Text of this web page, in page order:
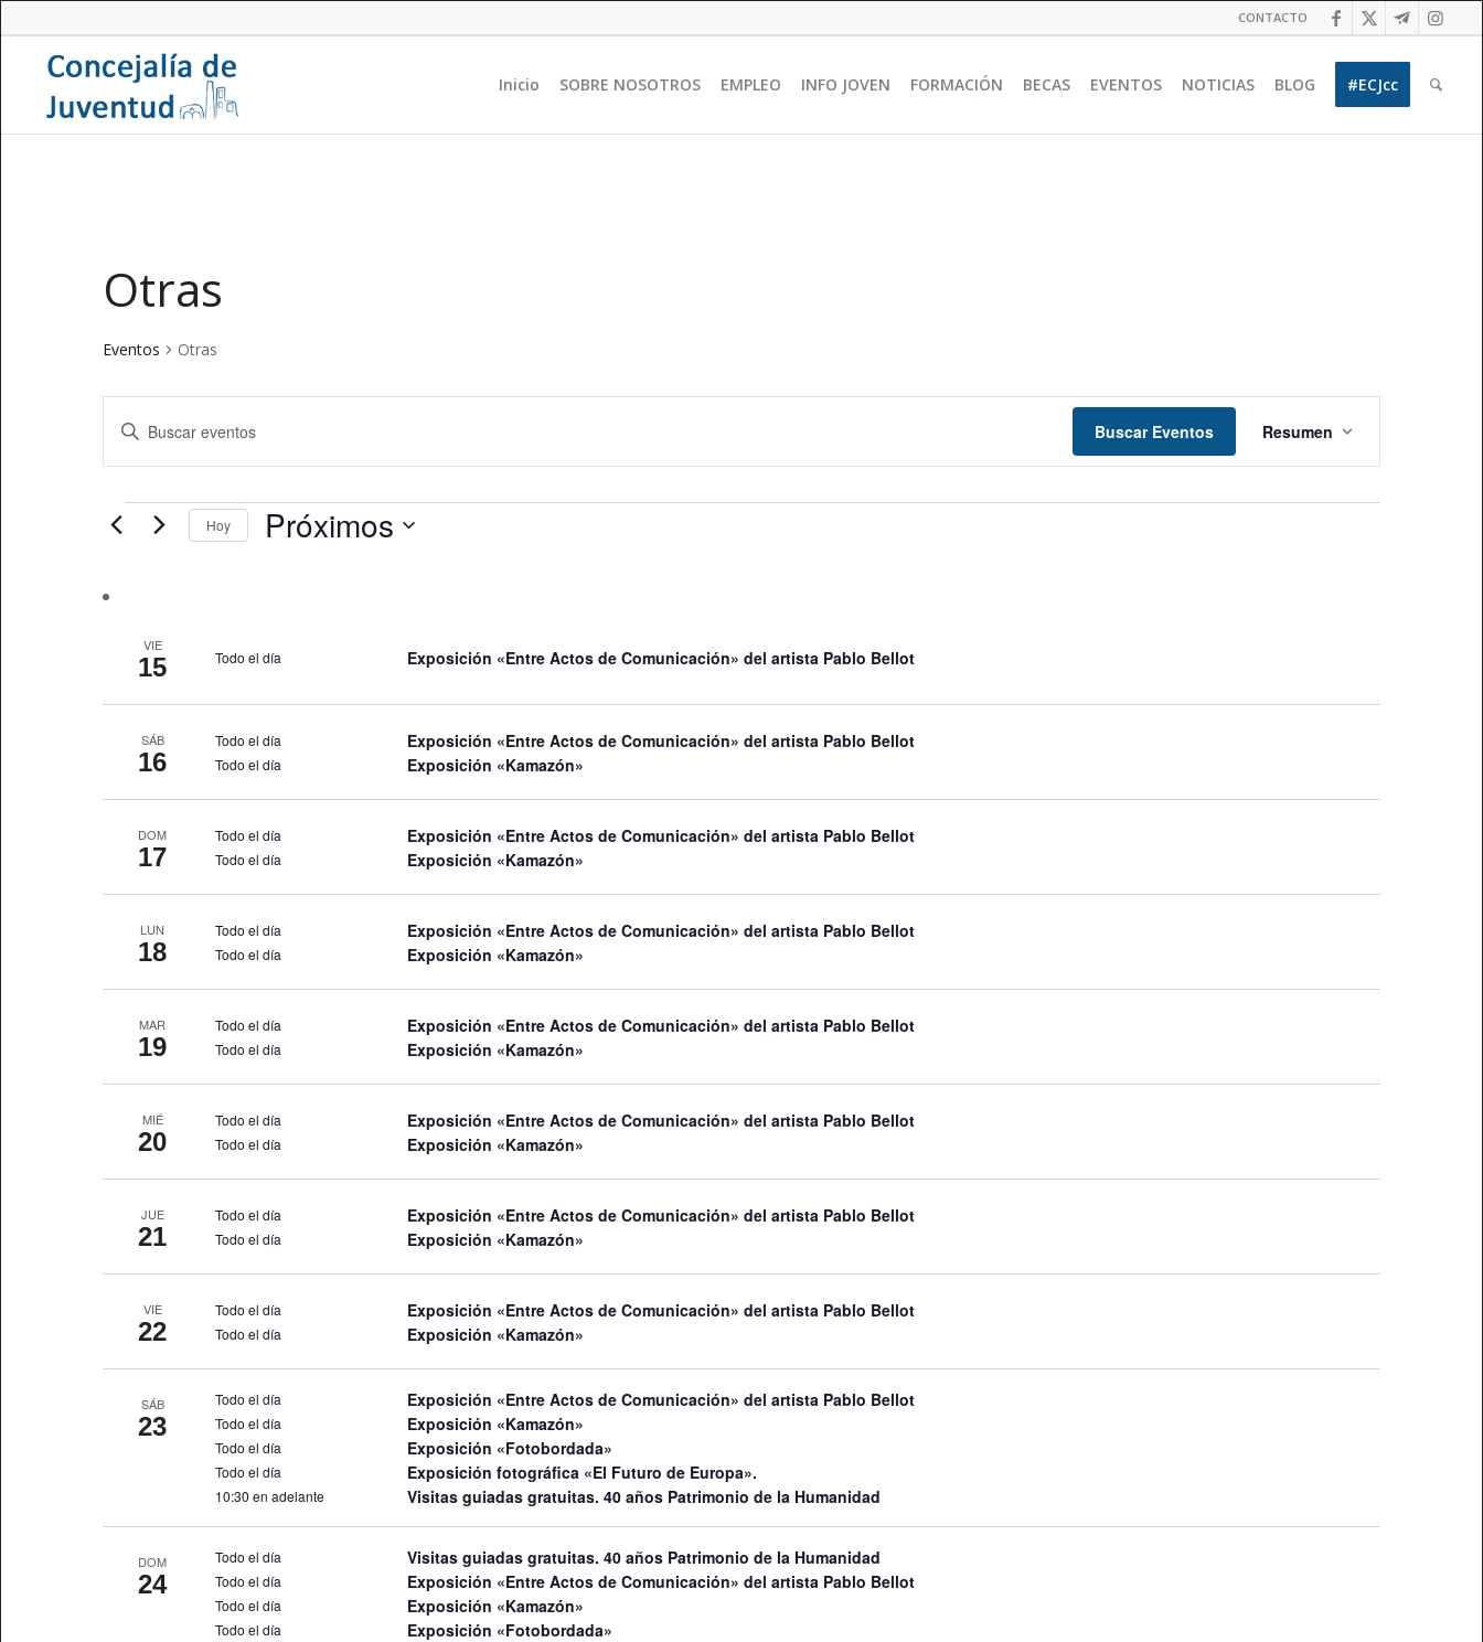
CONTACTO
Inicio SOBRE NOSOTROS EMPLEO INFO JOVEN FORMACIÓN BECAS EVENTOS NOTICIAS BLOG #ECJcc
Otras
Eventos Otras
Navegación
de
búsqueda
y
vistas
Eventos
Introduce
clave.
Busca
para
palabra
clave.
Buscar Eventos
de
Evento
Resumen
Eventos
Hoy Próximos
VIE
15 Todo el día Exposición «Entre Actos de Comunicación» del artista Pablo Bellot
SÁB
16
Todo el día Exposición «Entre Actos de Comunicación» del artista Pablo Bellot
Todo el día Exposición «Kamazón»
DOM
17
Todo el día Exposición «Entre Actos de Comunicación» del artista Pablo Bellot
Todo el día Exposición «Kamazón»
LUN
18
Todo el día Exposición «Entre Actos de Comunicación» del artista Pablo Bellot
Todo el día Exposición «Kamazón»
MAR
19
Todo el día Exposición «Entre Actos de Comunicación» del artista Pablo Bellot
Todo el día Exposición «Kamazón»
MIÉ
20
Todo el día Exposición «Entre Actos de Comunicación» del artista Pablo Bellot
Todo el día Exposición «Kamazón»
JUE
21
Todo el día Exposición «Entre Actos de Comunicación» del artista Pablo Bellot
Todo el día Exposición «Kamazón»
VIE
22
Todo el día Exposición «Entre Actos de Comunicación» del artista Pablo Bellot
Todo el día Exposición «Kamazón»
SÁB
23
Todo el día Exposición «Entre Actos de Comunicación» del artista Pablo Bellot
Todo el día Exposición «Kamazón»
Todo el día Exposición «Fotobordada»
Todo el día Exposición fotográfica «El Futuro de Europa».
10:30 en adelante Visitas guiadas gratuitas. 40 años Patrimonio de la Humanidad
DOM
24
Todo el día Visitas guiadas gratuitas. 40 años Patrimonio de la Humanidad
Todo el día Exposición «Entre Actos de Comunicación» del artista Pablo Bellot
Todo el día Exposición «Kamazón»
Todo el día Exposición «Fotobordada»